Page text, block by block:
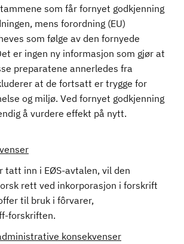
som får fornyet godkjenning
mens forordning (EU)
som følge av den fornyede
er ingen ny informasjon som gjør at
preparatene annerledes fra
at de fortsatt er trygge for
og miljø. Ved fornyet godkjenning
å vurdere effekt på nytt.
tatt inn i EØS-avtalen, vil den
rett ved inkorporasjon i forskrift
til bruk i fôrvarer,
forskriften.
konsekvenser